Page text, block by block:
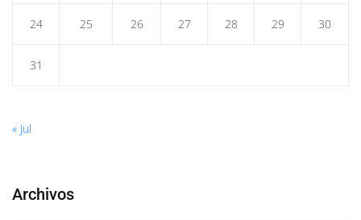
24 25 26 27 28 29 30
31
« Jul
Archivos